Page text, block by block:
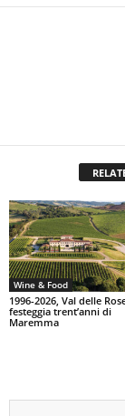
Wine & Food
1996-2026, Val delle
festeggia trent’anni di
Maremma